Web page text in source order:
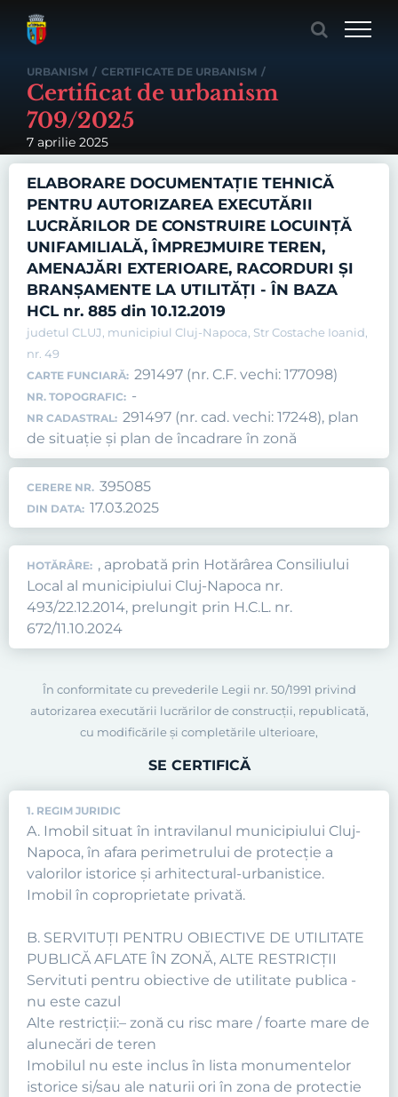
URBANISM / CERTIFICATE DE URBANISM /
Certificat de urbanism
709/2025
7 aprilie 2025
ELABORARE DOCUMENTAŢIE TEHNICĂ
PENTRU AUTORIZAREA EXECUTĂRII
LUCRĂRILOR DE CONSTRUIRE LOCUINŢĂ
UNIFAMILIALĂ, ÎMPREJMUIRE TEREN,
AMENAJĂRI EXTERIOARE, RACORDURI ŞI
BRANŞAMENTE LA UTILITĂŢI - ÎN BAZA
HCL nr. 885 din 10.12.2019
judetul CLUJ, municipiul Cluj-Napoca, Str Costache Ioanid,
nr. 49
CARTE FUNCIARĂ: 291497 (nr. C.F. vechi: 177098)
NR. TOPOGRAFIC: -
NR CADASTRAL: 291497 (nr. cad. vechi: 17248), plan
de situație și plan de încadrare în zonă
CERERE NR. 395085
DIN DATA: 17.03.2025
HOTĂRÂRE: , aprobată prin Hotărârea Consiliului
Local al municipiului Cluj-Napoca nr.
493/22.12.2014, prelungit prin H.C.L. nr.
672/11.10.2024
În conformitate cu prevederile Legii nr. 50/1991 privind
autorizarea executării lucrărilor de construcţii, republicată,
cu modificările şi completările ulterioare,
SE CERTIFICĂ
1. REGIM JURIDIC
A. Imobil situat în intravilanul municipiului Cluj-
Napoca, în afara perimetrului de protecţie a
valorilor istorice şi arhitectural-urbanistice.
Imobil în coproprietate privată.
B. SERVITUȚI PENTRU OBIECTIVE DE UTILITATE
PUBLICĂ AFLATE ÎN ZONĂ, ALTE RESTRICȚII
Servituti pentru obiective de utilitate publica -
nu este cazul
Alte restricții:– zonă cu risc mare / foarte mare de
alunecări de teren
Imobilul nu este inclus în lista monumentelor
istorice si/sau ale naturii ori în zona de protectie